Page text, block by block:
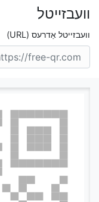
וועבזייטל
וועבזייטל אַדרעס (URL)